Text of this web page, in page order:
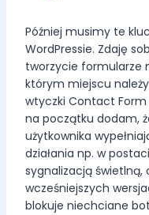
Później musimy te
WordPressie. Zdaję
tworzycie formularze
którym miejscu
wtyczki Contact Form
na początku dodam,
użytkownika
działania np. w
sygnalizacją świetlną,
wcześniejszych
blokuje niechciane